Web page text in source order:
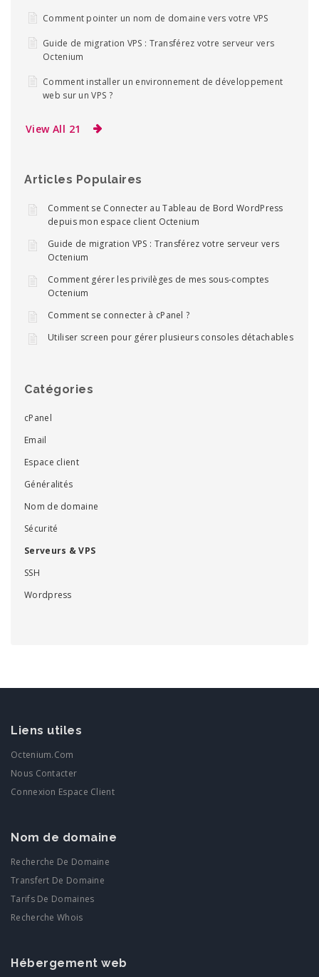
Comment pointer un nom de domaine vers votre VPS
Guide de migration VPS : Transférez votre serveur vers
Octenium
Comment installer un environnement de développement
web sur un VPS ?
View All 21
Articles Populaires
Comment se Connecter au Tableau de Bord WordPress
depuis mon espace client Octenium
Guide de migration VPS : Transférez votre serveur vers
Octenium
Comment gérer les privilèges de mes sous-comptes
Octenium
Comment se connecter à cPanel ?
Utiliser screen pour gérer plusieurs consoles détachables
Catégories
cPanel
Email
Espace client
Généralités
Nom de domaine
Sécurité
Serveurs & VPS
SSH
Wordpress
Liens utiles
Octenium.com
Nous Contacter
Connexion Espace Client
Nom de domaine
Recherche De Domaine
Transfert De Domaine
Tarifs De Domaines
Recherche Whois
Hébergement web